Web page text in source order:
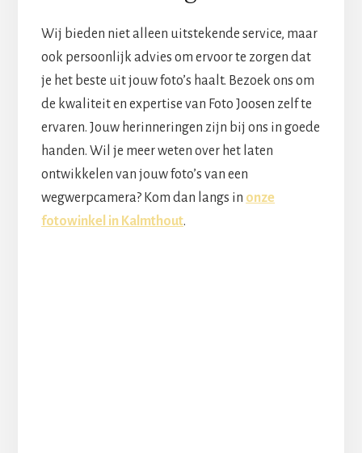
Wij bieden niet alleen uitstekende service, maar
ook persoonlijk advies om ervoor te zorgen dat
je het beste uit jouw foto’s haalt. Bezoek ons om
de kwaliteit en expertise van Foto Joosen zelf te
ervaren. Jouw herinneringen zijn bij ons in goede
handen. Wil je meer weten over het laten
ontwikkelen van jouw foto’s van een
wegwerpcamera? Kom dan langs in onze
fotowinkel in Kalmthout.